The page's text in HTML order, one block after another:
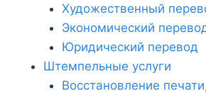
Художественный
Экономический
Юридический перевод
Штемпельные услуги
Восстановление